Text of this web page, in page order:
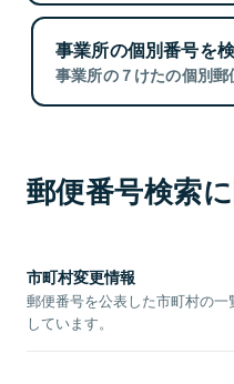
事業所の個別番号を
事業所の７けたの個別郵
郵便番号検索
市町村変更情報
郵便番号を公表した市町村の
しています。